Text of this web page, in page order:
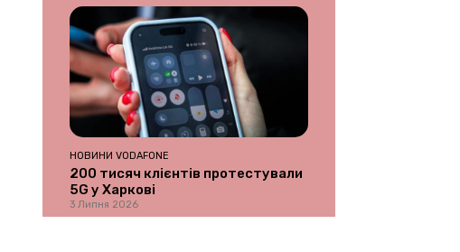
НОВИНИ VODAFONE
200 тисяч клієнтів протестували
5G у Харкові
3 Липня 2026